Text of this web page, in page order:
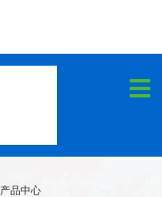
产品中心